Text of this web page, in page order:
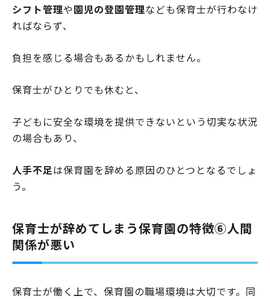
シフト管理や園児の登園管理なども保育士が行わなけ
ればならず、
負担を感じる場合もあるかもしれません。
保育士がひとりでも休むと、
子どもに安全な環境を提供できないという切実な状況
の場合もあり、
人手不足は保育園を辞める原因のひとつとなるでしょ
う。
保育士が辞めてしまう保育園の特徴⑥人間
関係が悪い
保育士が働く上で、保育園の職場環境は大切です。同